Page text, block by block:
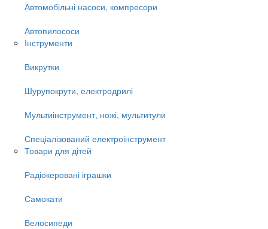
Автомобільні насоси, компресори
Автопилососи
Інструменти
Викрутки
Шурупокрути, електродрилі
Мультиінструмент, ножі, мультитули
Спеціалізований електроінструмент
Товари для дітей
Радіокеровані іграшки
Самокати
Велосипеди